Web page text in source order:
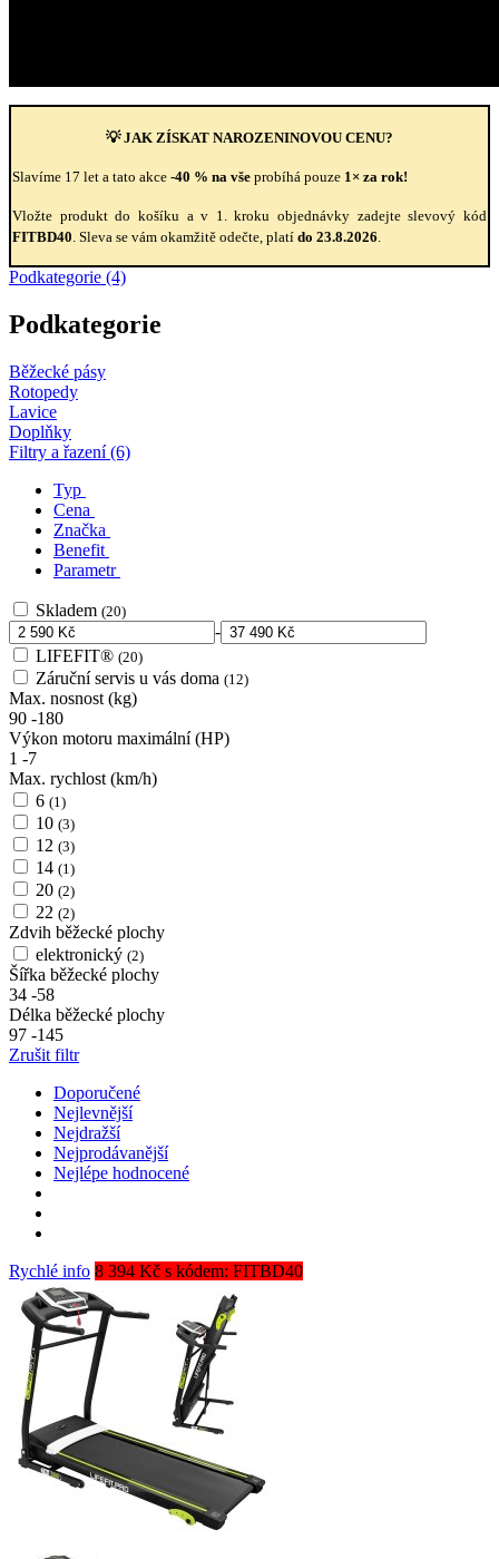
💡 JAK ZÍSKAT NAROZENINOVOU CENU?
Slavíme 17 let a tato akce -40 % na vše probíhá pouze 1× za rok!
Vložte produkt do košíku a v 1. kroku objednávky zadejte slevový kód
FITBD40 . Sleva se vám okamžitě odečte, platí do 23.8.2026
Podkategorie (4)
Podkategorie
Běžecké pásy
Rotopedy
Lavice
Doplňky
Filtry a řazení (6)
Typ
Cena
Značka
Benefit
Parametr
Skladem (20)
-
LIFEFIT® (20)
Záruční servis u vás doma (12)
Max. nosnost (kg)
90 -180
Výkon motoru maximální (HP)
1 -7
Max. rychlost (km/h)
6 (1)
10 (3)
12 (3)
14 (1)
20 (2)
22 (2)
Zdvih běžecké plochy
elektronický (2)
Šířka běžecké plochy
34 -58
Délka běžecké plochy
97 -145
Zrušit filtr
Doporučené
Nejlevnější
Nejdražší
Nejprodávanější
Nejlépe hodnocené
Rychlé info 8 394 Kč s kódem: FITBD40